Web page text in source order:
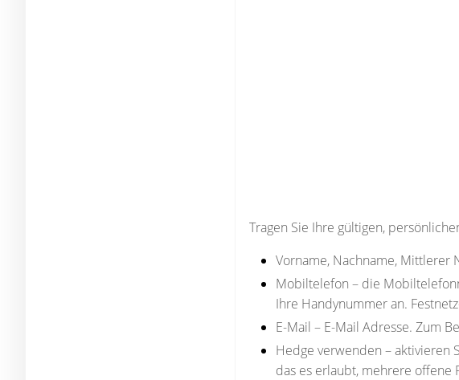
Tragen Sie Ihre gültigen,
Vorname, Nachname, Mittlerer
Mobiltelefon – die
Ihre Handynummer an.
E-Mail – E-Mail Adresse. Zum
Hedge verwenden – aktivieren
das es erlaubt, mehrere offene